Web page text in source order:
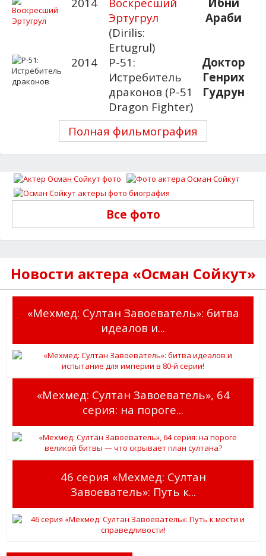
Эртугрул
(Dirilis:
Ertugrul)
Араби
2014
P-51:
Истребитель
драконов (P-51
Dragon Fighter)
Доктор
Генрих
Гудрун
Полная фильмография
Все фото
Новости актера «Осман Сойкут»
«Мехмед: Султан Завоеватель»: битва
идеалов и...
«Мехмед: Султан Завоеватель», 64
серия: на пороге...
46 серия «Мехмед: Султан
Завоеватель»: Путь к...